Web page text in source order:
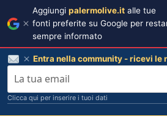
Aggiungi palermolive.it alle tue
fonti preferite su Google per
sempre informato
Entra nella community - ricevi le
Clicca qui per inserire i tuoi dati